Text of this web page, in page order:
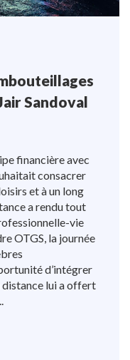
Sandoval
financière avec
consacrer
et à un long
a rendu tout
vie
OTGS, la journée
d’intégrer
distance lui a offert